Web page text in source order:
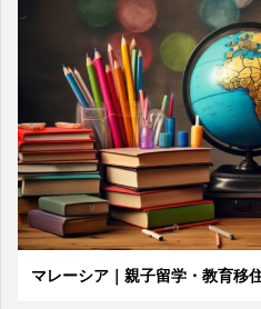
マレーシア｜親子留学・教育移